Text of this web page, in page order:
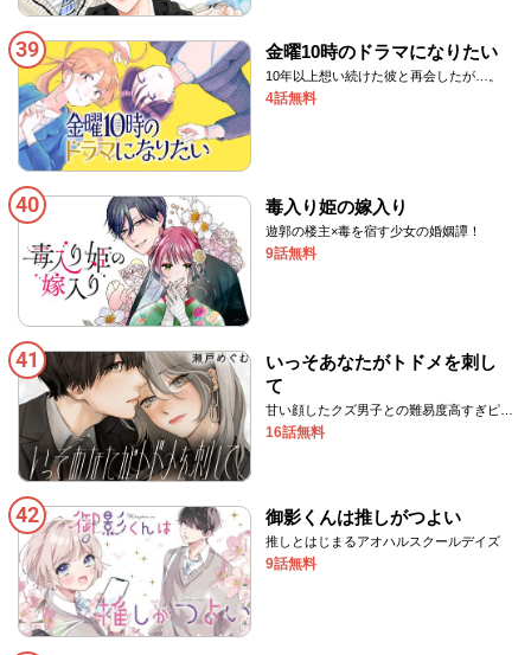
39 金曜10時のドラマになりたい
10年以上想い続けた彼と再会したが…。
4話無料
40 毒入り姫の嫁入り
遊郭の楼主×毒を宿す少女の婚姻譚！
9話無料
41
いっそあなたがトドメを刺し
て
甘い顔したクズ男子との難易度高すぎピュ
アラブ♡
16話無料
42 御影くんは推しがつよい
推しとはじまるアオハルスクールデイズ
9話無料